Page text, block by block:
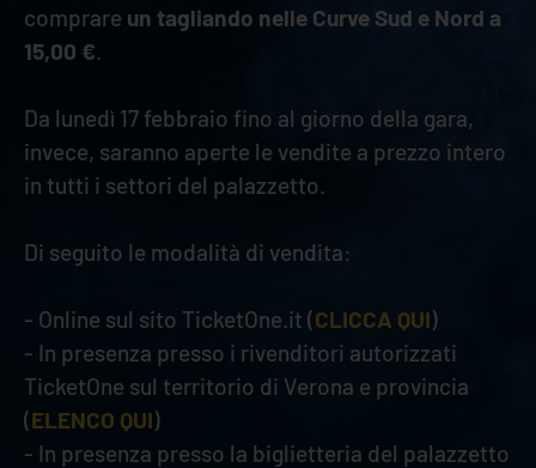
comprare un tagliando nelle Curve Sud e Nord a
15,00 €.
Da lunedì 17 febbraio fino al giorno della gara,
invece, saranno aperte le vendite a prezzo intero
in tutti i settori del palazzetto.
Di seguito le modalità di vendita:
- Online sul sito TicketOne.it (CLICCA QUI)
- In presenza presso i rivenditori autorizzati
TicketOne sul territorio di Verona e provincia
(ELENCO QUI)
- In presenza presso la biglietteria del palazzetto